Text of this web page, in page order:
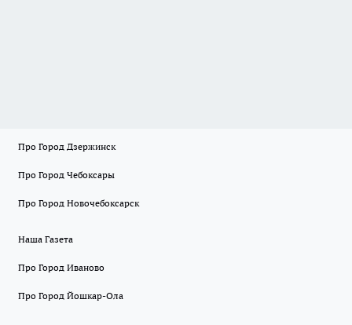
Про Город Дзержинск
Про Город Чебоксары
Про Город Новочебоксарск
Наша Газета
Про Город Иваново
Про Город Йошкар-Ола